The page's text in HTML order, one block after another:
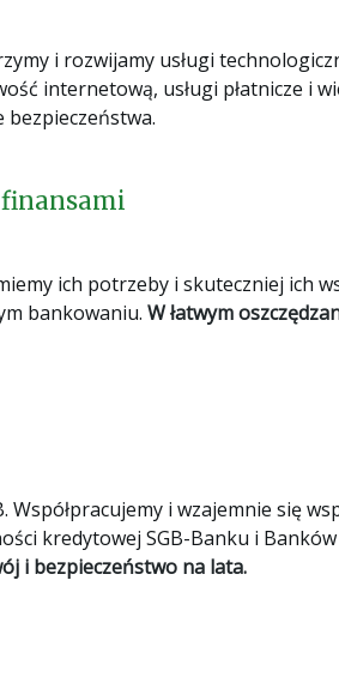
i rozwijamy usługi
internetową, usługi płatnicze i
ich potrzeby i skuteczniej ich
bankowaniu. W łatwym
Współpracujemy i wzajemnie się
kredytowej SGB-Banku i Banków
i bezpieczeństwo na lata.